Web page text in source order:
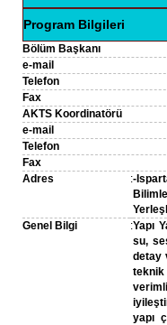
Program Bilgileri
Bölüm Başkanı
e-mail
Telefon
Fax
AKTS Koordinatörü
e-mail
Telefon
Fax
Adres
:-
Genel Bilgi
:Yapı
su,
detay
teknik
yapı